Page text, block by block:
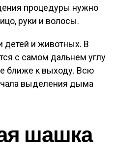
процедуры нужно
руки и волосы.
детей и животных. В
с самом дальнем углу
ближе к выходу. Всю
выделения дыма
шашка